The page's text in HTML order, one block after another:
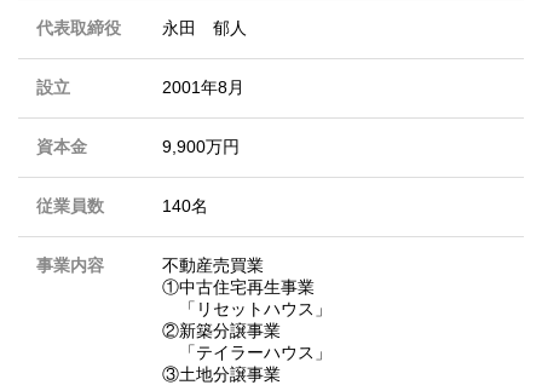
代表取締役 永田 郁人
設立 2001年8月
資本金 9,900万円
従業員数 140名
事業内容
不動産売買業
①中古住宅再生事業
「リセットハウス」
②新築分譲事業
「テイラーハウス」
③土地分譲事業